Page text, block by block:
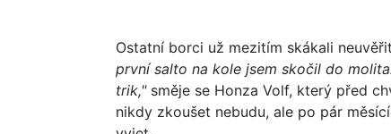
Ostatní borci už mezitím skákali
první salto na kole jsem skočil do
trik,"směje se Honza Volf, který před
nikdy zkoušet nebudu, ale po pár